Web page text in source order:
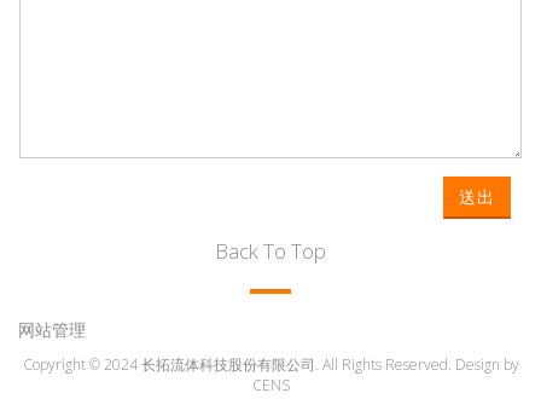
送出
Back To Top
网站管理
Copyright © 2024 长拓流体科技股份有限公司. All Rights Reserved. Design by
CENS